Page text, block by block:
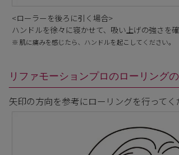
<ローラーを後ろに引く場合>
ハンドルを徐々に寝かせて、吸い上げの強さを
※ 肌に痛みを感じたら、ハンドルを起こしてください。
リファモーションプロのローリング
矢印の方向を参考にローリングを行ってく